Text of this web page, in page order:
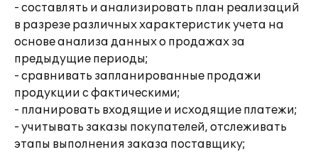
- составлять и анализировать план реализаций
в разрезе различных характеристик учета на
основе анализа данных о продажах за
предыдущие периоды;
- сравнивать запланированные продажи
продукции с фактическими;
- планировать входящие и исходящие платежи;
- учитывать заказы покупателей, отслеживать
этапы выполнения заказа поставщику;